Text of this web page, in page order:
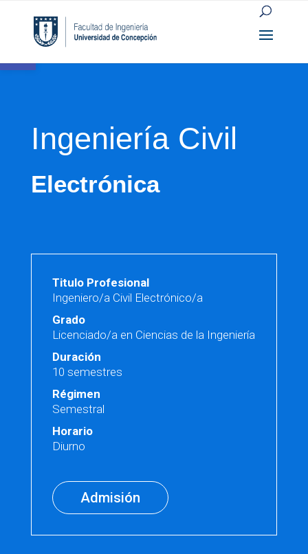
Abrir barra de herramientas
Ingeniería Civil
Electrónica
Titulo Profesional
Ingeniero/a Civil Electrónico/a
Grado
Licenciado/a en Ciencias de la Ingeniería
Duración
10 semestres
Régimen
Semestral
Horario
Diurno
Admisión